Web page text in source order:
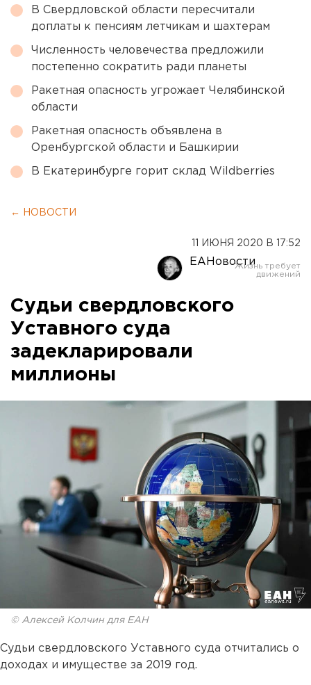
В Свердловской области пересчитали
доплаты к пенсиям летчикам и шахтерам
Численность человечества предложили
постепенно сократить ради планеты
Ракетная опасность угрожает Челябинской
области
Ракетная опасность объявлена в
Оренбургской области и Башкирии
В Екатеринбурге горит склад Wildberries
← НОВОСТИ
11 ИЮНЯ 2020 В 17:52
ЕАНовости
Судьи свердловского
Уставного суда
задекларировали
миллионы
© Алексей Колчин для ЕАН
Судьи свердловского Уставного суда отчитались о
доходах и имуществе за 2019 год.